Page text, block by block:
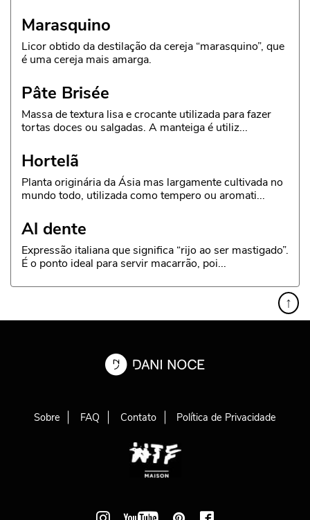
Marasquino
Licor obtido da destilação da cereja “marasquino”, que
é uma cereja mais amarga.
Pâte Brisée
Massa de textura lisa e crocante utilizada para fazer
tortas doces ou salgadas. A manteiga é utiliz...
Hortelã
Planta originária da Ásia mas largamente cultivada no
mundo todo, utilizada como tempero ou aromati...
Al dente
Expressão italiana que significa “rijo ao ser mastigado”.
É o ponto ideal para servir macarrão, poi...
↑
Sobre FAQ Contato Política de Privacidade